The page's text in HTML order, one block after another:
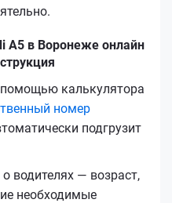
A5 в Воронеже онлайн
помощью калькулятора
номер
подгрузит
водителях — возраст,
необходимые